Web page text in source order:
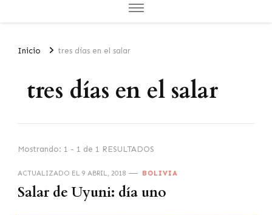
Inicio tres días en el salar
tres días en el salar
Mostrando: 1 - 1 de 1 RESULTADOS
ACTUALIZADO EL 9 ABRIL, 2018 BOLIVIA
Salar de Uyuni: día uno